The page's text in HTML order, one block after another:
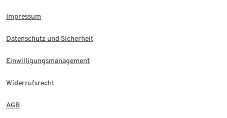
Impressum
Datenschutz und Sicherheit
Einwilligungsmanagement
Widerrufsrecht
AGB